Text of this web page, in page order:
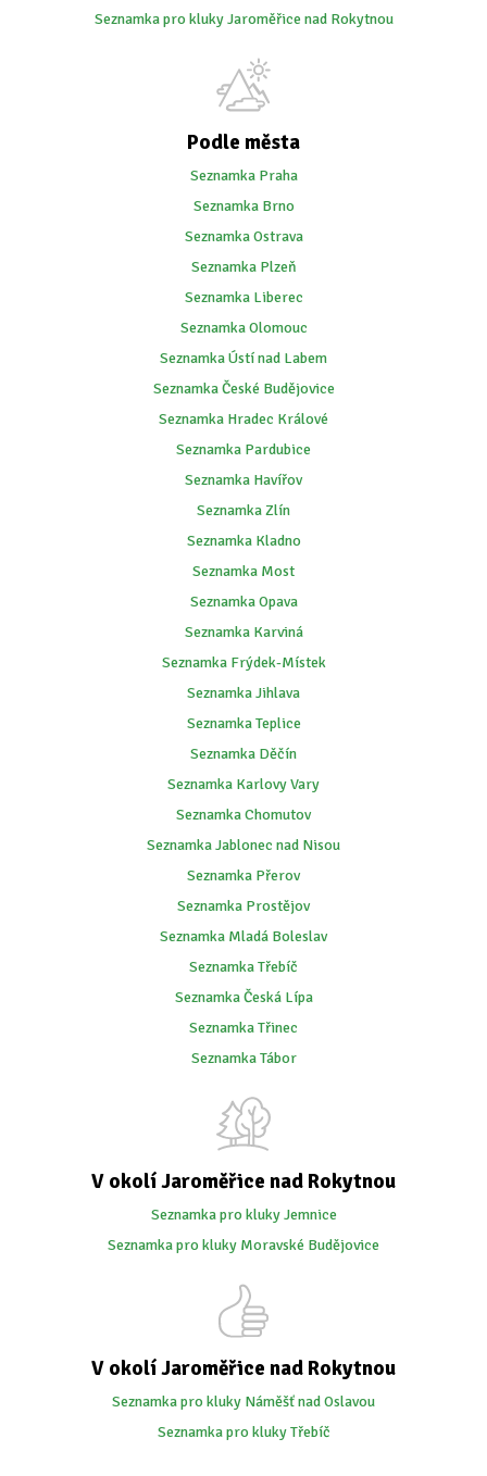
Seznamka pro kluky Jaroměřice nad Rokytnou
Podle města
Seznamka Praha
Seznamka Brno
Seznamka Ostrava
Seznamka Plzeň
Seznamka Liberec
Seznamka Olomouc
Seznamka Ústí nad Labem
Seznamka České Budějovice
Seznamka Hradec Králové
Seznamka Pardubice
Seznamka Havířov
Seznamka Zlín
Seznamka Kladno
Seznamka Most
Seznamka Opava
Seznamka Karviná
Seznamka Frýdek-Místek
Seznamka Jihlava
Seznamka Teplice
Seznamka Děčín
Seznamka Karlovy Vary
Seznamka Chomutov
Seznamka Jablonec nad Nisou
Seznamka Přerov
Seznamka Prostějov
Seznamka Mladá Boleslav
Seznamka Třebíč
Seznamka Česká Lípa
Seznamka Třinec
Seznamka Tábor
V okolí Jaroměřice nad Rokytnou
Seznamka pro kluky Jemnice
Seznamka pro kluky Moravské Budějovice
V okolí Jaroměřice nad Rokytnou
Seznamka pro kluky Náměšť nad Oslavou
Seznamka pro kluky Třebíč